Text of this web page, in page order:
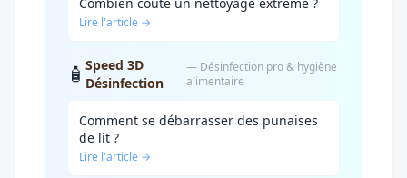
Lire l'article →
🧴 Speed 3D
Désinfection
— Désinfection pro & hygiène
alimentaire
Comment se débarrasser des punaises
de lit ?
Lire l'article →